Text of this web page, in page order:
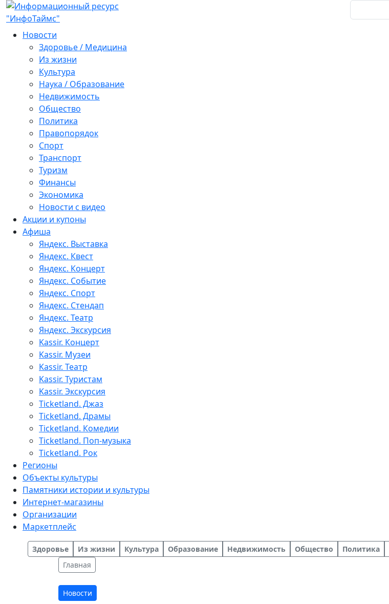
Новости
Здоровье / Медицина
Из жизни
Культура
Наука / Образование
Недвижимость
Общество
Политика
Правопорядок
Спорт
Транспорт
Туризм
Финансы
Экономика
Новости с видео
Акции и купоны
Афиша
Яндекс. Выставка
Яндекс. Квест
Яндекс. Концерт
Яндекс. Событие
Яндекс. Спорт
Яндекс. Стендап
Яндекс. Театр
Яндекс. Экскурсия
Kassir. Концерт
Kassir. Музеи
Kassir. Театр
Kassir. Туристам
Kassir. Экскурсия
Ticketland. Джаз
Ticketland. Драмы
Ticketland. Комедии
Ticketland. Поп-музыка
Ticketland. Рок
Регионы
Объекты культуры
Памятники истории и культуры
Интернет-магазины
Организации
Маркетплейс
Здоровье Из жизни Культура Образование Недвижимость Общество Политика
Главная
Новости